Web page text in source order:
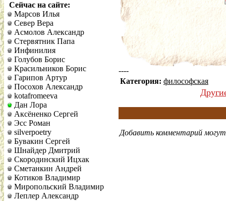
Сейчас на сайте:
Марсов Илья
Север Вера
Асмолов Александр
Стервятник Папа
Инфинилия
Голубов Борис
Красильников Борис
Гарипов Артур
Посохов Александр
kotafromeeva
Дан Лора
Аксёненко Сергей
Эсс Роман
silverpoetry
Бувакин Сергей
Шнайдер Дмитрий
Скородинский Ицхак
Сметанкин Андрей
Котиков Владимир
Миропольский Владимир
Леплер Александр
----
Категория: философская
Добавить комментарий